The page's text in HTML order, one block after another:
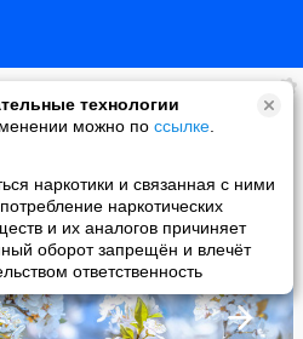
технологии
можно по ссылке
наркотики и связанная с ними
наркотических
и их аналогов причиняет
оборот запрещён и влечёт
ответственность